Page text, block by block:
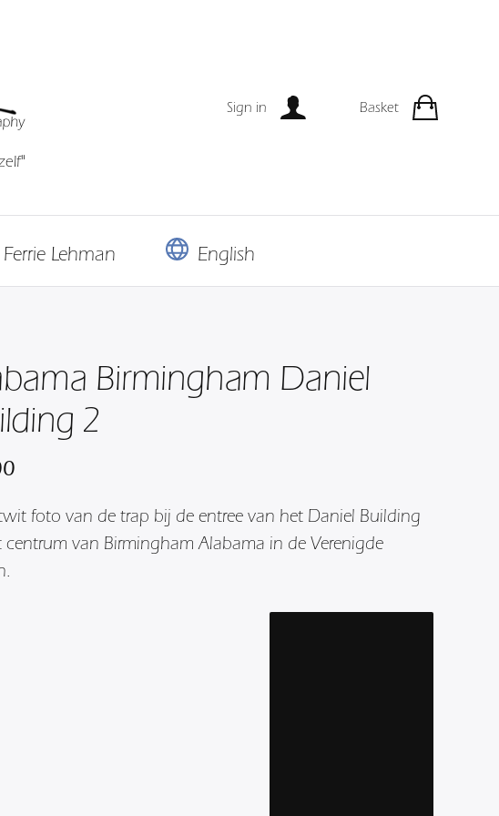
Sign in Basket
Lehman English
Birmingham Daniel
2
foto van de trap bij de entree van het Daniel Building
centrum van Birmingham Alabama in de Verenigde